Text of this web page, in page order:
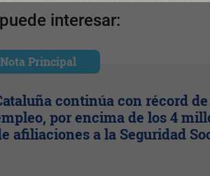
interesar:
Nota Principal
continúa con récord de
por encima de los 4
afiliaciones a la Seguridad